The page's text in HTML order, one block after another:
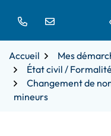
navigation
page
Accueil
Mes
État civil /
Changement de
mineurs